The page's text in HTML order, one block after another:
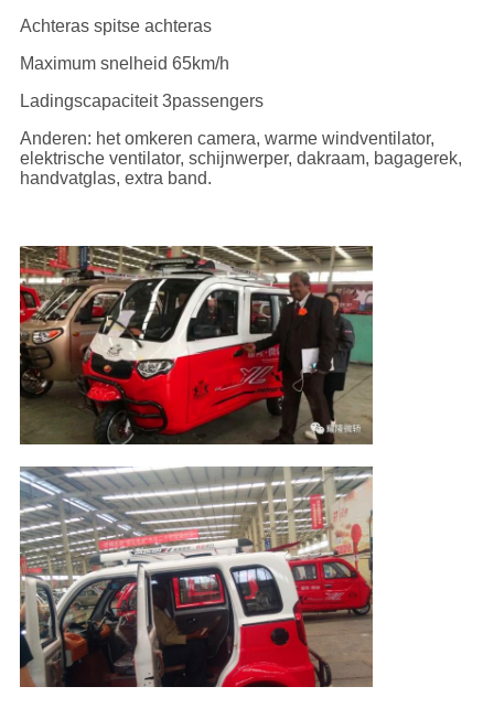
Achteras spitse achteras
Maximum snelheid 65km/h
Ladingscapaciteit 3passengers
Anderen: het omkeren camera, warme windventilator,
elektrische ventilator, schijnwerper, dakraam, bagagerek,
handvatglas, extra band.